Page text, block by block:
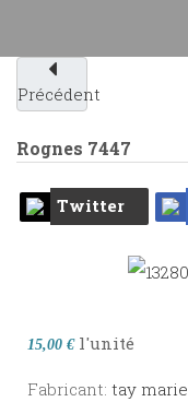
Précédent
Rognes 7447
Twitter
15,00 € l'unité
Fabricant: tay marie